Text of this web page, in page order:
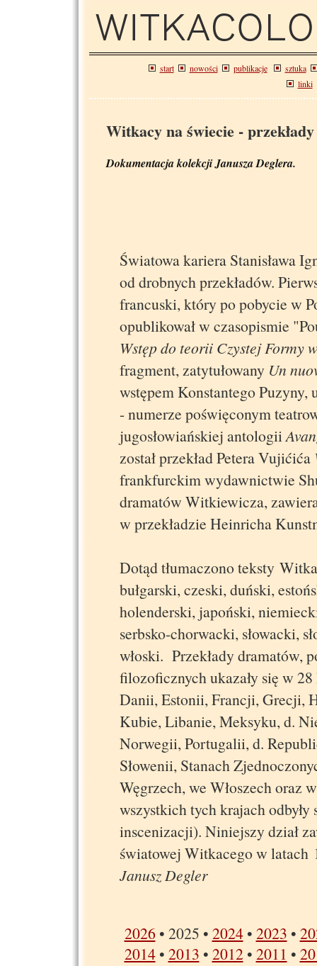
start nowości publikacje
sztuka
linki
Witkacy na świecie - przekłady
Dokumentacja kolekcji Janusza Deglera.
Światowa kariera Stanisława
od drobnych przekładów.
francuski, który po pobycie w
opublikował w czasopismie
Wstęp do teorii Czystej Formy
fragment, zatytułowany Un
wstępem Konstantego Puzyny,
- numerze poświęconym
jugosłowiańskiej antologii
został przekład Petera Vujićića
frankfurckim wydawnictwie
dramatów Witkiewicza,
w przekładzie Heinricha
Dotąd tłumaczono teksty
bułgarski, czeski, duński,
holenderski, japoński,
serbsko-chorwacki, słowacki,
włoski. Przekłady dramatów,
filozoficznych ukazały się w
Danii, Estonii, Francji, Grecji,
Kubie, Libanie, Meksyku, d.
Norwegii, Portugalii, d.
Słowenii, Stanach
Węgrzech, we Włoszech
wszystkich tych krajach
inscenizacji). Niniejszy dział
światowej Witkacego w
Janusz Degler
2026• 2025 • 2024• 2023 •
2014• 2013 • 2012• 2011 •